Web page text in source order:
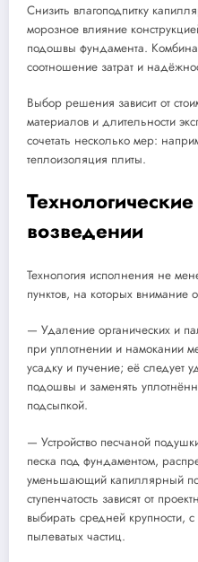
Снизить влагоподпитку
морозное влияние
подошвы фундамента.
соотношение затрат и
Выбор решения зависит от
материалов и длительности
сочетать несколько мер:
теплоизоляция плиты.
возведении
Технология исполнения не
пунктов, на которых внимание
— Удаление органических и
при уплотнении и намокании
усадку и пучение; её следует
подошвы и заменять
подсыпкой.
— Устройство песчаной
песка под фундаментом,
уменьшающий капиллярный
ступенчатость зависят от
выбирать средней крупности,
пылеватых частиц.